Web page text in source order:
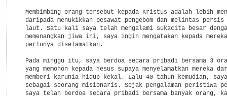
Membimbing orang tersebut kepada Kristus adalah lebih
daripada menukikkan pesawat pengebom dan melintas persis
laut. Satu kali saya telah mengalami sukacita besar
memenangkan jiwa ini, saya ingin mengatakan kepada
  perlunya diselamatkan.
Pada minggu itu, saya berdoa secara pribadi bersama 3
yang memohon kepada Yesus supaya menyelamatkan mereka
memberi karunia hidup kekal. Lalu 40 tahun kemudian,
sebagai seorang misionaris. Sejak pengalaman peristiwa
saya telah berdoa secara pribadi bersama banyak orang,